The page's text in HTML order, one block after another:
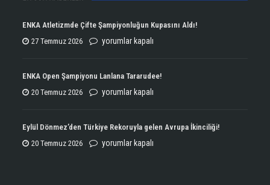
ENKA Atletizmde Çifte Şampiyonluğun Kupasını Aldı!
27 Temmuz 2026
ENKA
Çifte
Şampiyonluğun
yorumlar kapalı
ENKA Open Şampiyonu Lanlana Tararudee!
20 Temmuz 2026
ENKA
Şampiyonu
Lanlana
yorumlar kapalı
Eylül Dönmez’den Türkiye Rekoruyla gelen Avrupa İkinciliği!
20 Temmuz 2026
Eylül
yorumlar kapalı